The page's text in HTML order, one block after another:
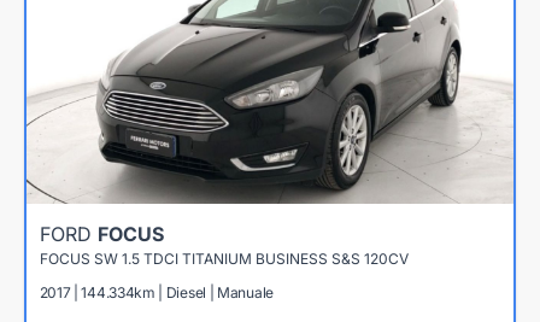
FORD FOCUS
FOCUS SW 1.5 TDCI TITANIUM BUSINESS S&S 120CV
2017 | 144.334km | Diesel | Manuale